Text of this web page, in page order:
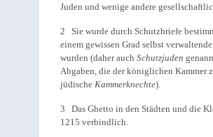
Juden und wenige andere
2 Sie wurde durch Schutzbriefe
einem gewissen Grad selbst
wurden (daher auch Schutzjuden
Abgaben, die der königlichen Kammer
jüdische Kammerknechte).
3 Das Ghetto in den Städten und die
1215 verbindlich.